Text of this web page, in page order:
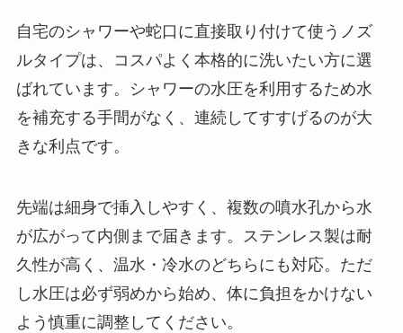
自宅のシャワーや蛇口に直接取り付けて使うノズ
ルタイプは、コスパよく本格的に洗いたい方に選
ばれています。シャワーの水圧を利用するため水
を補充する手間がなく、連続してすすげるのが大
きな利点です。
先端は細身で挿入しやすく、複数の噴水孔から水
が広がって内側まで届きます。ステンレス製は耐
久性が高く、温水・冷水のどちらにも対応。ただ
し水圧は必ず弱めから始め、体に負担をかけない
よう慎重に調整してください。